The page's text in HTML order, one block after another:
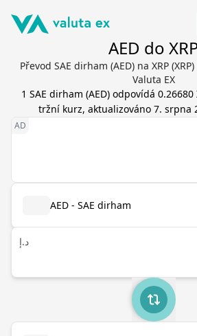
AED do
Převod SAE dirham (AED) na XRP
Valuta EX
1 SAE dirham (AED) odpovídá 0.26680
tržní kurz, aktualizováno 7. srpna
AED - SAE dirham
د.إ